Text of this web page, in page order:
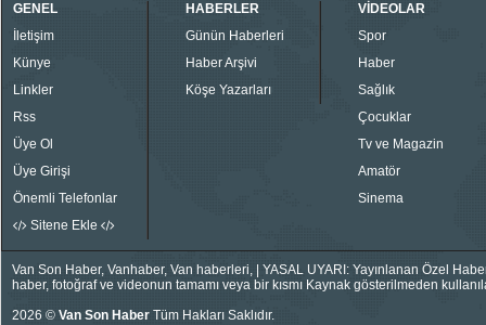
GENEL
İletişim
Künye
Linkler
Rss
Üye Ol
Üye Girişi
Önemli Telefonlar
Sitene Ekle
HABERLER
Günün Haberleri
Haber Arşivi
Köşe Yazarları
VİDEOLAR
Spor
Haber
Sağlık
Çocuklar
Tv ve Magazin
Amatör
Sinema
Van Son Haber, Vanhaber, Van haberleri, | YASAL UYARI: Yayınlanan Özel
haber, fotoğraf ve videonun tamamı veya bir kısmı Kaynak gösterilmeden
2026 © Van Son Haber Tüm Hakları Saklıdır.